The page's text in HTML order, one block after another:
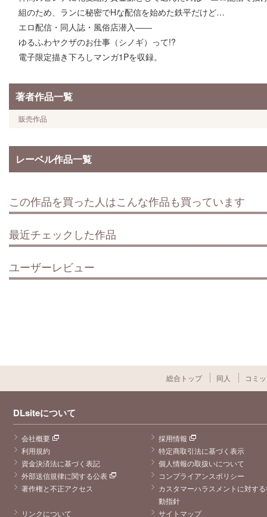
組のため、ランに秘密でHな配信を始めた鉄平だけど…
エロ配信・同人誌・風俗店潜入――
ゆるふわヤクザのお仕事（シノギ）って!?
電子限定描き下ろしマンガ1Pを収録。
著者作品一覧
販売作品
レーベル作品一覧
この作品を買った人はこんな作品も買っています
最近チェックした作品
ユーザーレビュー
総合トップ 同人 コミ
DLsiteについて
会社概要
採用情報
利用規約
特定商取引法に基づく表示
資金決済法に基づく表記
個人情報の取扱いについて
外部送信規律に関する公表
コンプライアンスポリシー
著作権と不正アクセス
カスタマーハラスメントに対す
動指針
リンクについて
サイトマップ